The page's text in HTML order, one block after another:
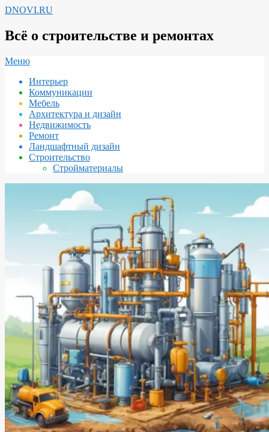
Перейти
содержимому
DNOVI.RU
Всё о строительстве и ремонтах
Вторичное
навигации
Меню
Интерьер
Коммуникации
Мебель
Архитектура и дизайн
Недвижимость
Ремонт
Ландшафтный дизайн
Строительство
Стройматериалы